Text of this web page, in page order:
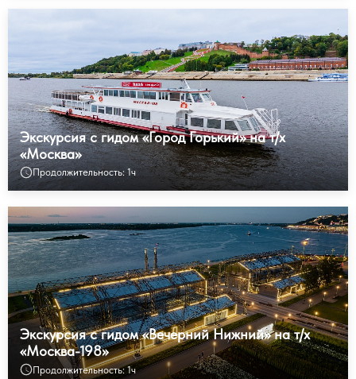
Экскурсия с гидом «Город Горький» на т/х
«Москва»
Продолжительность: 1ч
Экскурсия с гидом «Вечерний Нижний» на т/х
«Москва-198»
Продолжительность: 1ч